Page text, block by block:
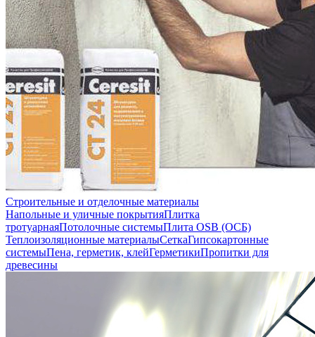
Строительные и отделочные материалы
Напольные и уличные покрытияПлитка
тротуарнаяПотолочные системыПлита OSB (ОСБ)
Теплоизоляционные материалыСеткаГипсокартонные
системыПена, герметик, клейГерметикиПропитки для
древесины